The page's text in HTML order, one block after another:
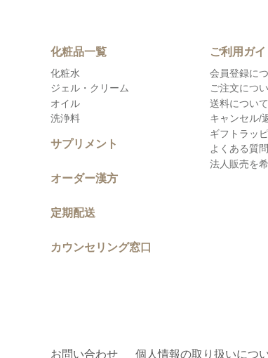
化粧品一覧
化粧水
ジェル・クリーム
オイル
洗浄料
サプリメント
オーダー漢方
定期配送
カウンセリング窓口
ご利用ガイ
会員登録に
ご注文につ
送料について
キャンセル/
ギフトラッ
よくある質問
法人販売を
お問い合わせ 個人情報の取り扱いにつ